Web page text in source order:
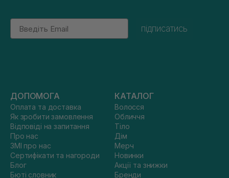
Email
підписатись
ДОПОМОГА
Оплата та доставка
Як зробити замовлення
Відповіді на запитання
Про нас
ЗМІ про нас
Сертифікати та нагороди
Блог
Бюті словник
КАТАЛОГ
Волосся
Обличчя
Тіло
Дім
Мерч
Новинки
Акції та знижки
Бренди